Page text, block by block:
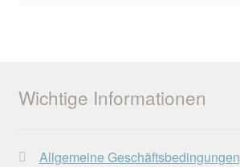
Wichtige Informationen
Allgemeine Geschäftsbedingungen